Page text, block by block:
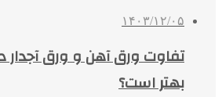
۱۴۰۳/۱۲/۰۵
تفاوت ورق آهن و ورق
بهتر است؟